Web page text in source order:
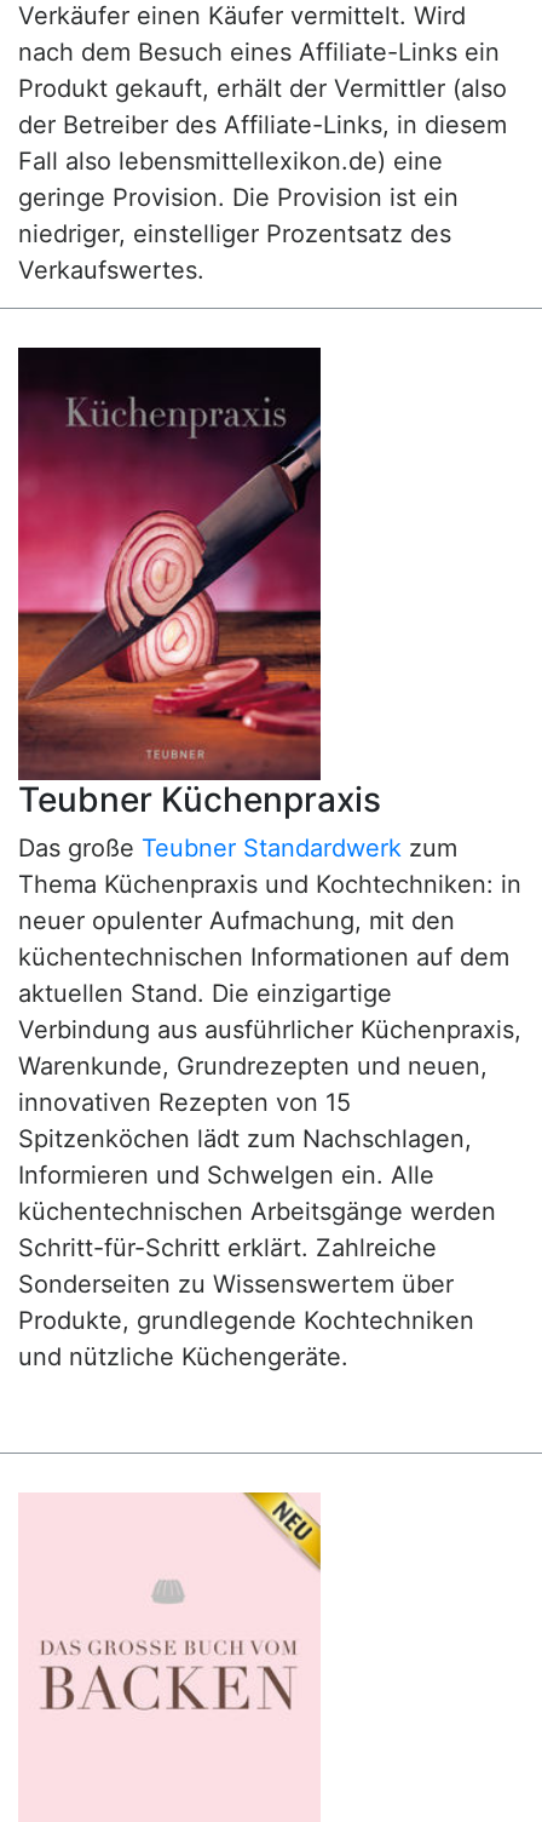
Verkäufer einen Käufer vermittelt. Wird
nach dem Besuch eines Affiliate-Links ein
Produkt gekauft, erhält der Vermittler (also
der Betreiber des Affiliate-Links, in diesem
Fall also lebensmittellexikon.de) eine
geringe Provision. Die Provision ist ein
niedriger, einstelliger Prozentsatz des
Verkaufswertes.
Teubner Küchenpraxis
Das große Teubner Standardwerk zum
Thema Küchenpraxis und Kochtechniken: in
neuer opulenter Aufmachung, mit den
küchentechnischen Informationen auf dem
aktuellen Stand. Die einzigartige
Verbindung aus ausführlicher Küchenpraxis,
Warenkunde, Grundrezepten und neuen,
innovativen Rezepten von 15
Spitzenköchen lädt zum Nachschlagen,
Informieren und Schwelgen ein. Alle
küchentechnischen Arbeitsgänge werden
Schritt-für-Schritt erklärt. Zahlreiche
Sonderseiten zu Wissenswertem über
Produkte, grundlegende Kochtechniken
und nützliche Küchengeräte.